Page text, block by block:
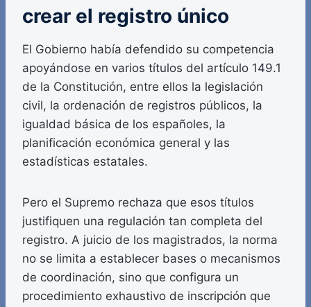
crear el registro único
El Gobierno había defendido su competencia
apoyándose en varios títulos del artículo 149.1
de la Constitución, entre ellos la legislación
civil, la ordenación de registros públicos, la
igualdad básica de los españoles, la
planificación económica general y las
estadísticas estatales.
Pero el Supremo rechaza que esos títulos
justifiquen una regulación tan completa del
registro. A juicio de los magistrados, la norma
no se limita a establecer bases o mecanismos
de coordinación, sino que configura un
procedimiento exhaustivo de inscripción que